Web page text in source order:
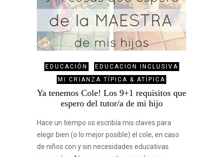
EDUCACIÓN
EDUCACION INCLUSIVA
MI CRIANZA TÍPICA & ATÍPICA
Ya tenemos Cole! Los 9+1 requisitos que
espero del tutor/a de mi hijo
Hace un tiempo os escribía mis claves para
elegir bien (o lo mejor posible) el cole, en caso
de niños con y sin necesidades educativas